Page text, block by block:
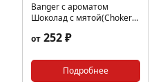
Banger с ароматом
Шоколад с мятой(Choker),
от 252 ₽
Подробнее